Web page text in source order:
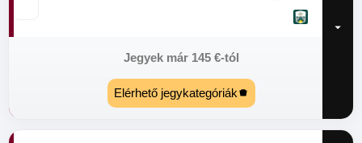
Jegyek már 145 €-tól
Elérhető jegykategóriák